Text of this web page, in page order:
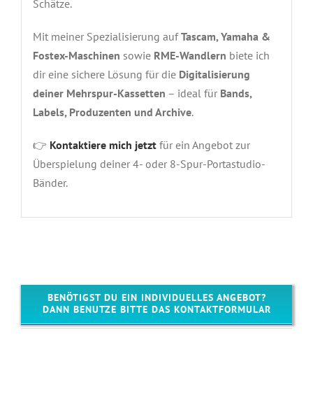
Schätze.
Mit meiner Spezialisierung aufTascam, Yamaha &
Fostex-Maschinen sowie RME-Wandlern biete ich
dir eine sichere Lösung für die Digitalisierung
deiner Mehrspur-Kassetten – ideal für Bands,
Labels, Produzenten und Archive.
👉 Kontaktiere mich jetztfür ein Angebot zur
Überspielung deiner 4- oder 8-Spur-Portastudio-
Bänder.
BENÖTIGST DU EIN INDIVIDUELLES ANGEBOT?
DANN BENUTZE BITTE DAS KONTAKTFORMULAR